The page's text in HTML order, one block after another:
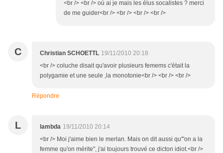
<br /> <br /> où ai je mais les élus socalistes ? merci
de me guider<br /> <br /> <br /> <br />
C Christian SCHOETTL 19/11/2010 20:18
<br /> coluche disait qu'avoir plusieurs femems c'était la
polygamie et une seule ,la monotonie<br /> <br /> <br />
Répondre
L lambda 19/11/2010 20:14
<br /> Moi j'aime bien le merlan. Mais on dit aussi qu'"on a la
femme qu'on mérite", j'ai toujours trouvé ce dicton idiot.<br />